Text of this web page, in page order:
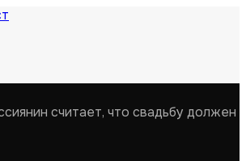
считает, что свадьбу должен